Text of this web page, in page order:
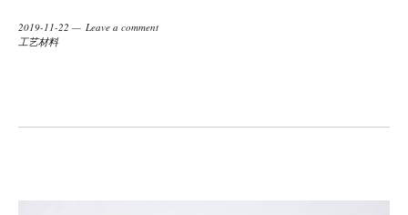
2019-11-22
Leave a comment
工艺材料